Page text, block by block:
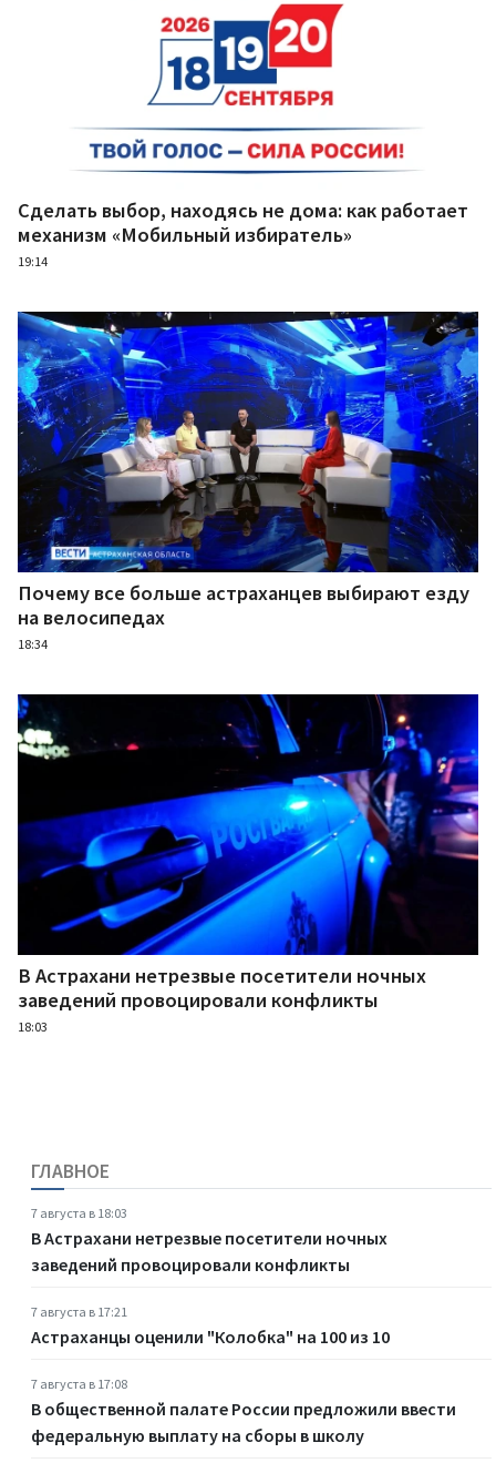
Сделать выбор, находясь не дома: как работает
механизм «Мобильный избиратель»
19:14
Почему все больше астраханцев выбирают езду
на велосипедах
18:34
В Астрахани нетрезвые посетители ночных
заведений провоцировали конфликты
18:03
ГЛАВНОЕ
7 августа в 18:03
В Астрахани нетрезвые посетители ночных
заведений провоцировали конфликты
7 августа в 17:21
Астраханцы оценили "Колобка" на 100 из 10
7 августа в 17:08
В общественной палате России предложили ввести
федеральную выплату на сборы в школу